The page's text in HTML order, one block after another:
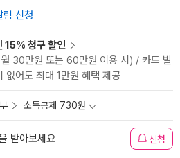
림 신청
15% 청구 할인
30만원 또는 60만원 이용 시) / 카드 발
없어도 최대 1만원 혜택 제공
소득공제 730원
받아보세요 신청